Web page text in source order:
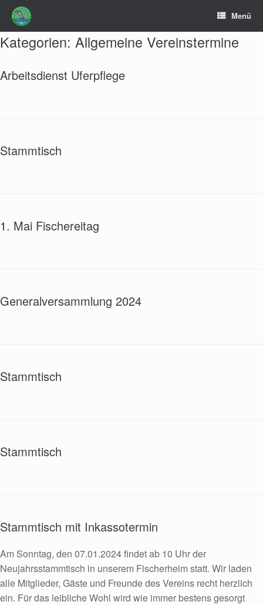
Inhalt
springen
Menü
Kategorien: Allgemeine Vereinstermine
Arbeitsdienst Uferpflege
Stammtisch
1. Mai Fischereitag
Generalversammlung 2024
Stammtisch
Stammtisch
Stammtisch mit Inkassotermin
Am Sonntag, den 07.01.2024 findet ab 10 Uhr der
Neujahrsstammtisch in unserem Fischerheim statt. Wir laden
alle Mitglieder, Gäste und Freunde des Vereins recht herzlich
ein. Für das leibliche Wohl wird wie immer bestens gesorgt